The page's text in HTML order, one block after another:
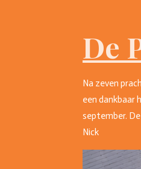
De
Na zeven
een dankbaar
september.
Nick